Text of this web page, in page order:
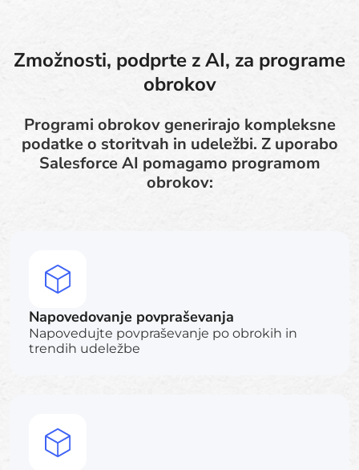
Zmožnosti, podprte z AI, za programe
obrokov
Programi obrokov generirajo kompleksne
podatke o storitvah in udeležbi. Z uporabo
Salesforce AI pomagamo programom
obrokov:
Napovedovanje povpraševanja
Napovedujte povpraševanje po obrokih in
trendih udeležbe